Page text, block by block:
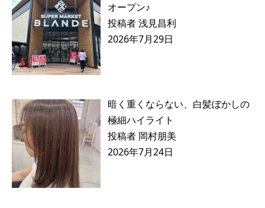
オープン♪
投稿者 浅見昌利
2026年7月29日
暗く重くならない、白髪ぼかしの
極細ハイライト
投稿者 岡村朋美
2026年7月24日